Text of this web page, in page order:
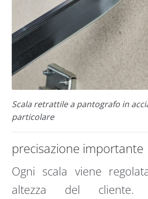
Scala retrattile a pantografo in
particolare
precisazione importante
Ogni scala viene
altezza del